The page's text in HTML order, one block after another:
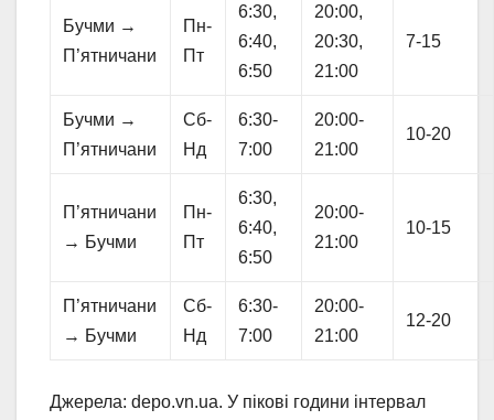
Бучми →
П’ятничани
Пн-
Пт
6:30,
6:40,
6:50
20:00,
20:30,
21:00
7-15
Бучми →
П’ятничани
Сб-
Нд
6:30-
7:00
20:00-
21:00
10-20
П’ятничани
→ Бучми
Пн-
Пт
6:30,
6:40,
6:50
20:00-
21:00
10-15
П’ятничани
→ Бучми
Сб-
Нд
6:30-
7:00
20:00-
21:00
12-20
Джерела: depo.vn.ua. У пікові години інтервал